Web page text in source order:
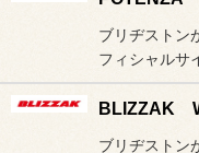
ブリヂストン
フィシャルサ
BLIZZAK
ブリヂストン